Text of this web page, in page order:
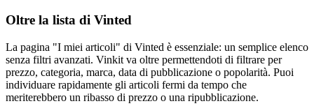
Oltre la lista di Vinted
La pagina "I miei articoli" di Vinted è essenziale: un semplice elenco
senza filtri avanzati. Vinkit va oltre permettendoti di filtrare per
prezzo, categoria, marca, data di pubblicazione o popolarità. Puoi
individuare rapidamente gli articoli fermi da tempo che
meriterebbero un ribasso di prezzo o una ripubblicazione.